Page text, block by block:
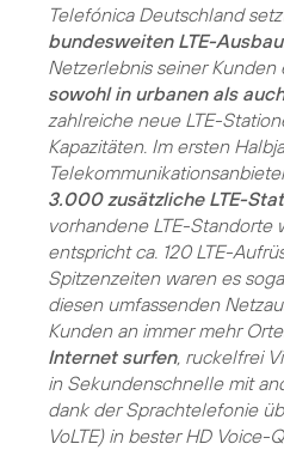
Telefónica Deutschland
bundesweiten LTE-Ausbau
Netzerlebnis seiner
sowohl in urbanen als
zahlreiche neue LTE-
Kapazitäten. Im ersten
3.000 zusätzliche LTE-
vorhandene LTE-Standorte
entspricht ca. 120 LTE-
Spitzenzeiten waren es
diesen umfassenden
Kunden an immer mehr
Internet surfen, ruckelfrei
in Sekundenschnelle mit
dank der Sprachtelefonie
VoLTE) in bester HD Voice-